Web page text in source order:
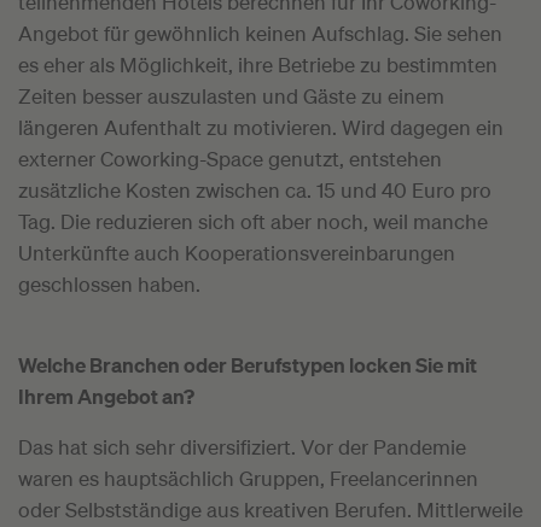
Angebot für gewöhnlich keinen Aufschlag. Sie sehen
es eher als Möglichkeit, ihre Betriebe zu bestimmten
Zeiten besser auszulasten und Gäste zu einem
längeren Aufenthalt zu motivieren. Wird dagegen ein
externer Coworking-Space genutzt, entstehen
zusätzliche Kosten zwischen ca. 15 und 40 Euro pro
Tag. Die reduzieren sich oft aber noch, weil manche
Unterkünfte auch Kooperationsvereinbarungen
geschlossen haben.
Welche Branchen oder Berufstypen locken Sie mit
Ihrem Angebot an?
Das hat sich sehr diversifiziert. Vor der Pandemie
waren es hauptsächlich Gruppen, Freelancerinnen
oder Selbstständige aus kreativen Berufen. Mittlerweile